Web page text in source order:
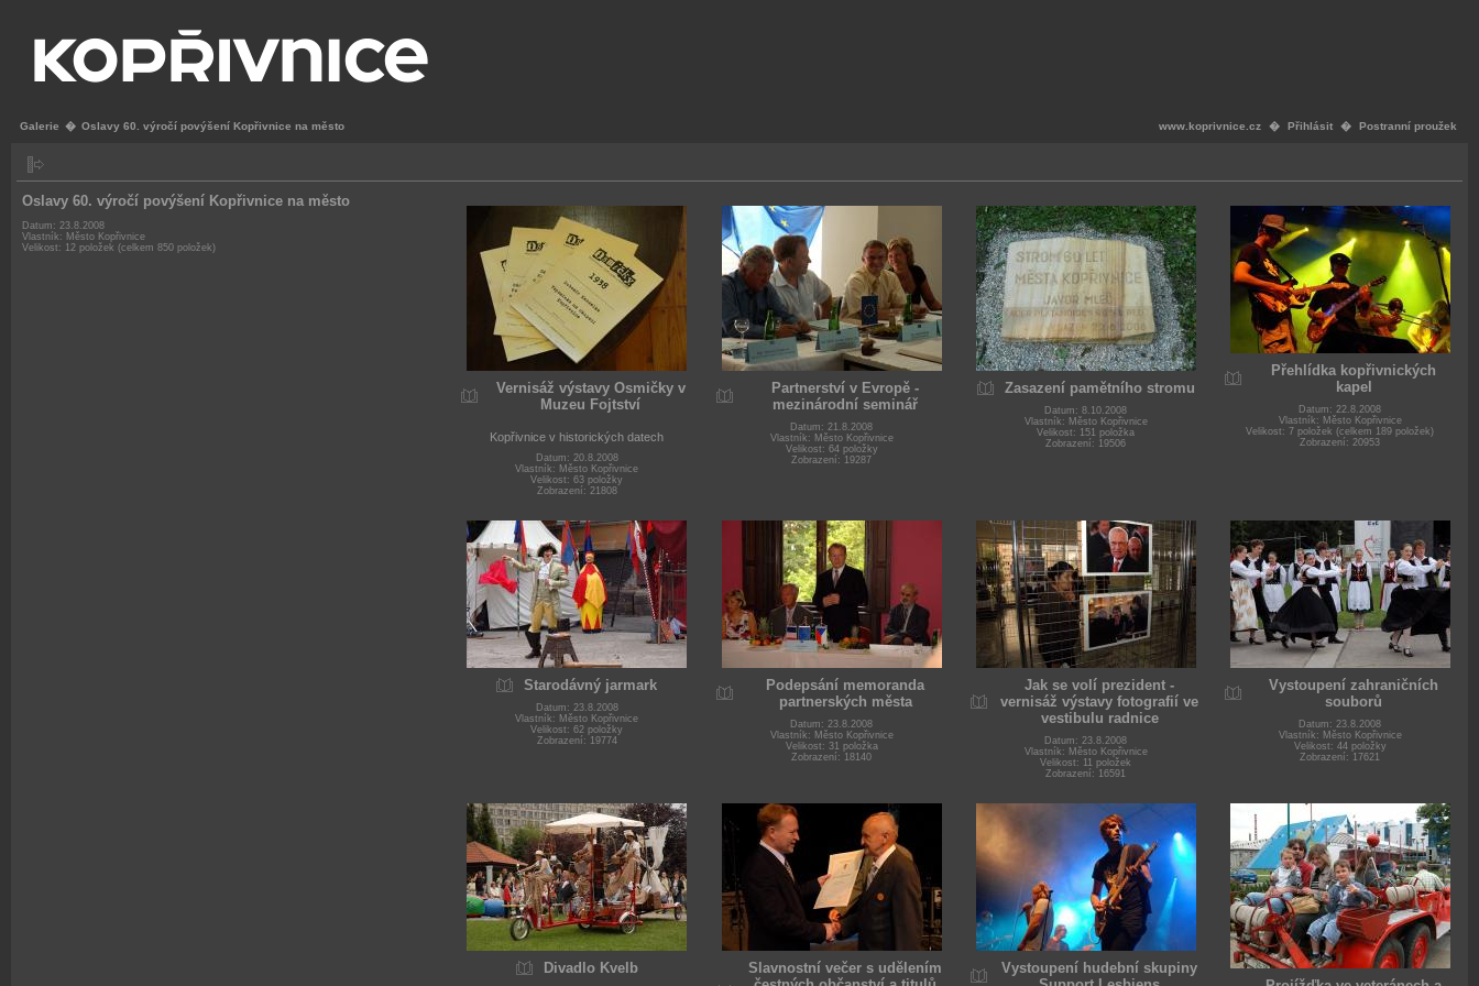
www.koprivnice.cz � Přihlásit � Postranní proužek
Galerie � Oslavy 60. výročí povýšení Kopřivnice na město
Oslavy 60. výročí povýšení Kopřivnice na město
Datum: 23.8.2008
Vlastník: Město Kopřivnice
Velikost: 12 položek (celkem 850 položek)
Vernisáž výstavy Osmičky v
Muzeu Fojtství
Kopřivnice v historických datech
Datum: 20.8.2008
Vlastník: Město Kopřivnice
Velikost: 63 položky
Zobrazení: 21808
Partnerství v Evropě -
mezinárodní seminář
Datum: 21.8.2008
Vlastník: Město Kopřivnice
Velikost: 64 položky
Zobrazení: 19287
Zasazení pamětního stromu
Datum: 8.10.2008
Vlastník: Město Kopřivnice
Velikost: 151 položka
Zobrazení: 19506
Přehlídka kopřivnických
kapel
Datum: 22.8.2008
Vlastník: Město Kopřivnice
Velikost: 7 položek (celkem 189 položek)
Zobrazení: 20953
Starodávný jarmark
Datum: 23.8.2008
Vlastník: Město Kopřivnice
Velikost: 62 položky
Zobrazení: 19774
Podepsání memoranda
partnerských města
Datum: 23.8.2008
Vlastník: Město Kopřivnice
Velikost: 31 položka
Zobrazení: 18140
Jak se volí prezident -
vernisáž výstavy fotografií ve
vestibulu radnice
Datum: 23.8.2008
Vlastník: Město Kopřivnice
Velikost: 11 položek
Zobrazení: 16591
Vystoupení zahraničních
souborů
Datum: 23.8.2008
Vlastník: Město Kopřivnice
Velikost: 44 položky
Zobrazení: 17621
Divadlo Kvelb
Slavnostní večer s udělením
Vystoupení hudební skupiny